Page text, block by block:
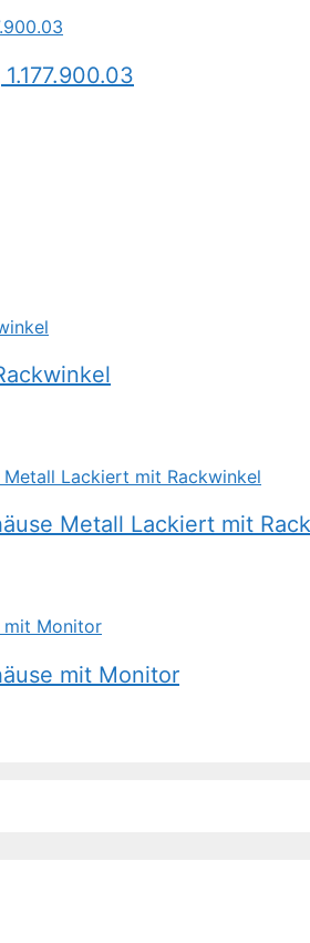
Metall Lackiert mit
mit Monitor